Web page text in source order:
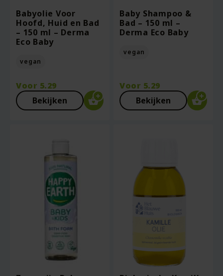
Babyolie Voor
Hoofd, Huid en Bad
– 150 ml – Derma
Eco Baby
vegan
Voor 5.29
Bekijken
Baby Shampoo &
Bad – 150 ml –
Derma Eco Baby
vegan
Voor 5.29
Bekijken